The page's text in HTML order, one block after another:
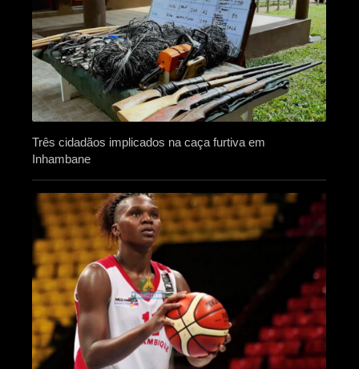
Três cidadãos implicados na caça furtiva em
Inhambane